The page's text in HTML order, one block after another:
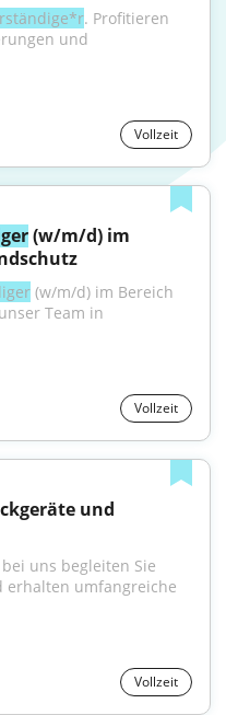
. Profitieren
und
Vollzeit
(w/m/d) im
(w/m/d) im Bereich
Team in
Vollzeit
und
uns begleiten Sie
erhalten umfangreiche
Vollzeit